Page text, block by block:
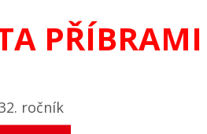
PŘÍBRAMI
ročník